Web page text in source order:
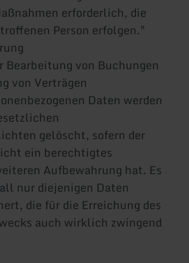
erforderlich, die
Person erfolgen."
Bearbeitung von Buchungen
von Verträgen
Daten werden
gelöscht, sofern der
ein berechtigtes
Aufbewahrung hat. Es
nur diejenigen Daten
die für die Erreichung des
auch wirklich zwingend